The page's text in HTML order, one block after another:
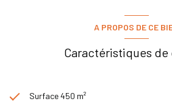
A PROPOS DE CE
Caractéristiques de
Surface 450 m²